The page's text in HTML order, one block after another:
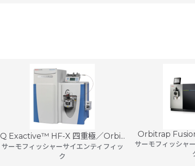
Q Exactive™ HF-X 四重極／Orbi...
サーモフィッシャーサイエンティフィッ
ク
Orbitrap
サーモフィッシャ